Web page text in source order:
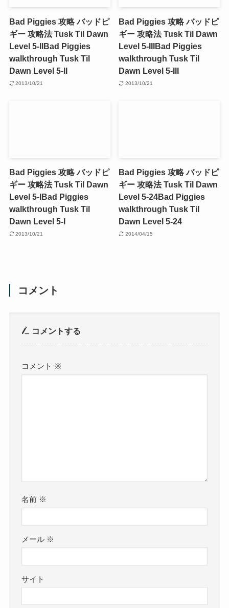
Bad Piggies 攻略 バッドピ
ギー 攻略法 Tusk Til Dawn
Level 5-IIBad Piggies
walkthrough Tusk Til
Dawn Level 5-II
2013/10/21
Bad Piggies 攻略 バッドピ
ギー 攻略法 Tusk Til Dawn
Level 5-IIIBad Piggies
walkthrough Tusk Til
Dawn Level 5-III
2013/10/21
Bad Piggies 攻略 バッドピ
ギー 攻略法 Tusk Til Dawn
Level 5-IBad Piggies
walkthrough Tusk Til
Dawn Level 5-I
2013/10/21
Bad Piggies 攻略 バッドピ
ギー 攻略法 Tusk Til Dawn
Level 5-24Bad Piggies
walkthrough Tusk Til
Dawn Level 5-24
2014/04/15
コメント
コメントする
コメント ※
名前 ※
メール ※
サイト